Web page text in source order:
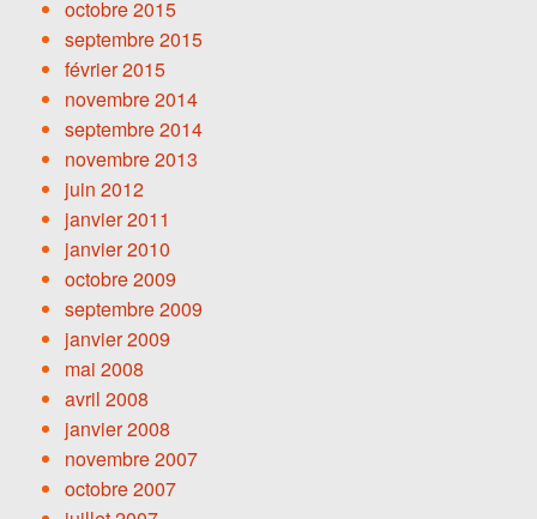
octobre 2015
septembre 2015
février 2015
novembre 2014
septembre 2014
novembre 2013
juin 2012
janvier 2011
janvier 2010
octobre 2009
septembre 2009
janvier 2009
mai 2008
avril 2008
janvier 2008
novembre 2007
octobre 2007